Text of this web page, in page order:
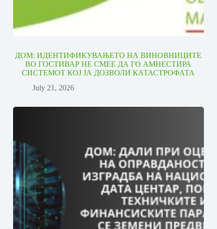
ДОМ: ИДЕНТИФИКУВАЊЕТО НА ВИНОВНИЦИТЕ
ВО ГОСТИВАР НЕ СМЕЕ ДА ГО АМНЕСТИРА
СИСТЕМОТ КОЈ ЈА ДОЗВОЛИ КАТАСТРОФАТА
July 21, 2026